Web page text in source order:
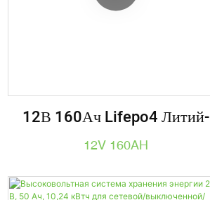
12В 160Ач Lifepo4 Литий-
Ионный Аккумулятор
Солнечный ИБП Для
12V 160AH